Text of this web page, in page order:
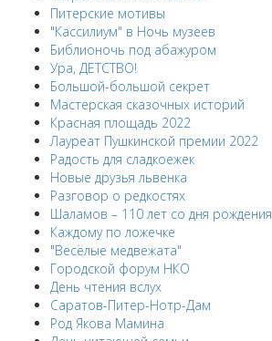
Питерские мотивы
"Кассилиум" в Ночь музеев
Библионочь под абажуром
Ура, ДЕТСТВО!
Большой-большой секрет
Мастерская сказочных историй
Красная площадь 2022
Лауреат Пушкинской премии 2022
Радость для сладкоежек
Новые друзья львенка
Разговор о редкостях
Шаламов – 110 лет со дня рождения
Каждому по ложечке
"Весёлые медвежата"
Городской форум НКО
День чтения вслух
Саратов-Питер-Нотр-Дам
Род Якова Мамина